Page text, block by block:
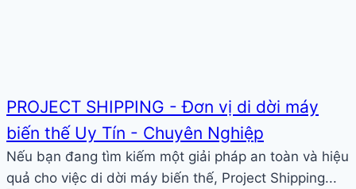
PROJECT SHIPPING - Đơn vị di dời máy
biến thế Uy Tín - Chuyên Nghiệp
Nếu bạn đang tìm kiếm một giải pháp an toàn và hiệu
quả cho việc di dời máy biến thế, Project Shipping...